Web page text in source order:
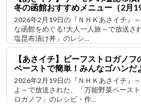
冬の函館おすすめメニュー（2月19
2026年2月19日の『ＮＨＫあさイチ』
な函館をめぐる!大人一人旅～で放送さ
塩昆布漬け丼」のレシ...
【あさイチ】ビーフストロガノ
ペーストで簡単！みんなゴハンだ
2026年2月19日の『ＮＨＫあさイチ』
よ～で放送された、「万能野菜ペース
ロガノフ」のレシピ・作...